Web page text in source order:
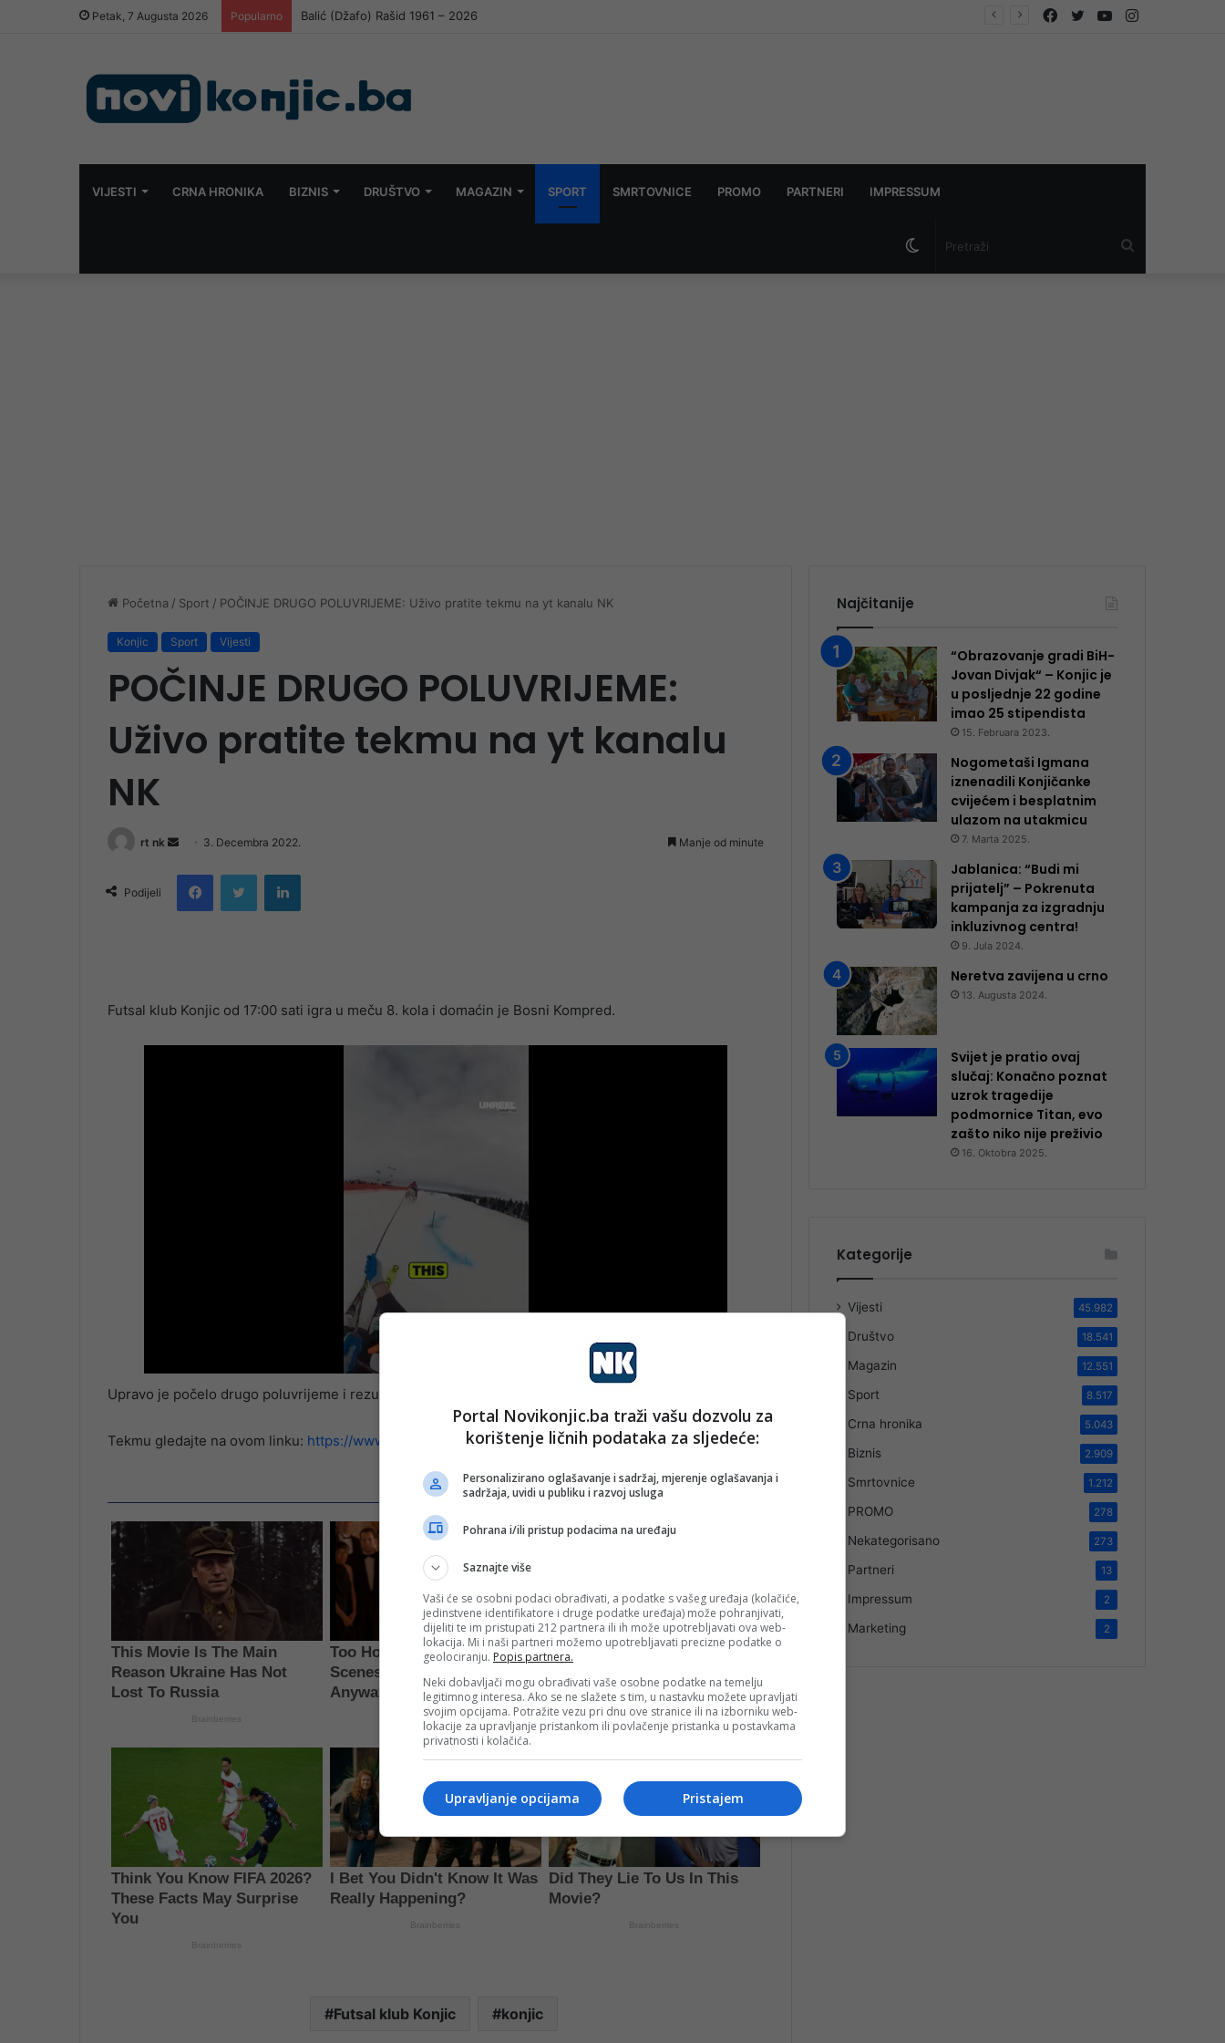
Petak, 7 Augusta 2026 Popularno Balić (Džafo) Rašid 1961 – 2026 Instagram
YouTube
Twitter
Facebook
VIJESTI CRNA HRONIKA BIZNIS DRUŠTVO MAGAZIN SPORT SMRTOVNICE PROMO PARTNERI IMPRESSUM
Switch
Početna / Sport / POČINJE DRUGO POLUVRIJEME: Uživo pratite tekmu na yt kanalu NK
Konjic Sport Vijesti
POČINJE DRUGO POLUVRIJEME:
Uživo pratite tekmu na yt kanalu
NK
rt nk
Send
email
3. Decembra 2022. Manje od minute
Podijeli
FacebookTwitter LinkedIn
Futsal klub Konjic od 17:00 sati igra u meču 8. kola i domaćin je Bosni Kompred.
Upravo je počelo drugo poluvrijeme i rezultat je izjednačen 1:1
Tekmu gledajte na ovom linku: https://www.youtube.com/watch?v=gneSfVwZ0Hc
Futsal klub Konjic konjic
Najčitanije
“Obrazovanje gradi BiH-
Jovan Divjak“ – Konjic je
u posljednje 22 godine
imao 25 ​​stipendista
15. Februara 2023.
Nogometaši Igmana
iznenadili Konjičanke
cvijećem i besplatnim
ulazom na utakmicu
7. Marta 2025.
Jablanica: “Budi mi
prijatelj” – Pokrenuta
kampanja za izgradnju
inkluzivnog centra!
9. Jula 2024.
Neretva zavijena u crno
13. Augusta 2024.
Svijet je pratio ovaj
slučaj: Konačno poznat
uzrok tragedije
podmornice Titan, evo
zašto niko nije preživio
16. Oktobra 2025.
Kategorije
Vijesti 45.982
Društvo 18.541
Magazin 12.551
Sport 8.517
Crna hronika 5.043
Biznis 2.909
Smrtovnice 1.212
PROMO 278
Nekategorisano 273
Partneri 13
Impressum 2
Marketing 2
Portal Novikonjic.ba traži vašu dozvolu za
korištenje ličnih podataka za sljedeće:
Personalizirano oglašavanje i sadržaj, mjerenje oglašavanja i
sadržaja, uvidi u publiku i razvoj usluga
Pohrana i/ili pristup podacima na uređaju
Saznajte više
Vaši će se osobni podaci obrađivati, a podatke s vašeg uređaja (kolačiće,
jedinstvene identifikatore i druge podatke uređaja) može pohranjivati,
dijeliti te im pristupati 212 partnera ili ih može upotrebljavati ova web-
lokacija. Mi i naši partneri možemo upotrebljavati precizne podatke o
geolociranju. Popis partnera.
Neki dobavljači mogu obrađivati vaše osobne podatke na temelju
legitimnog interesa. Ako se ne slažete s tim, u nastavku možete upravljati
svojim opcijama. Potražite vezu pri dnu ove stranice ili na izborniku web-
lokacije za upravljanje pristankom ili povlačenje pristanka u postavkama
privatnosti i kolačića.
Pristajem
Upravljanje opcijama